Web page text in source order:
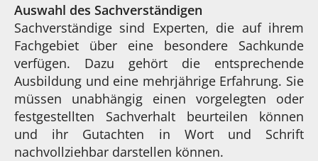
Auswahl des Sachverständigen
Sachverständige sind Experten, die auf ihrem
Fachgebiet über eine besondere Sachkunde
verfügen. Dazu gehört die entsprechende
Ausbildung und eine mehrjährige Erfahrung. Sie
müssen unabhängig einen vorgelegten oder
festgestellten Sachverhalt beurteilen können
und ihr Gutachten in Wort und Schrift
nachvollziehbar darstellen können.